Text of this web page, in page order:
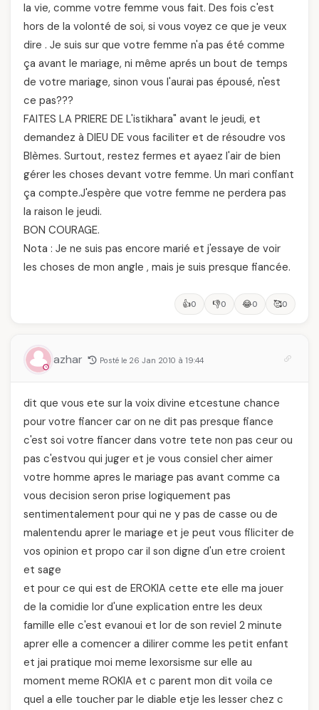
la vie, comme votre femme vous fait. Des fois c'est
hors de la volonté de soi, si vous voyez ce que je veux
dire . Je suis sur que votre femme n'a pas été comme
ça avant le mariage, ni même aprés un bout de temps
de votre mariage, sinon vous l'aurai pas épousé, n'est
ce pas???
FAITES LA PRIERE DE L'istikhara" avant le jeudi, et
demandez à DIEU DE vous faciliter et de résoudre vos
Blèmes. Surtout, restez fermes et ayaez l'air de bien
gérer les choses devant votre femme. Un mari confiant
ça compte.J'espère que votre femme ne perdera pas
la raison le jeudi.
BON COURAGE.
Nota : Je ne suis pas encore marié et j'essaye de voir
les choses de mon angle , mais je suis presque fiancée.
👍0 👎0 😂0 🥰0
azhar Posté le 26 Jan 2010 à 19:44
dit que vous ete sur la voix divine etcestune chance
pour votre fiancer car on ne dit pas presque fiance
c'est soi votre fiancer dans votre tete non pas ceur ou
pas c'estvou qui juger et je vous consiel cher aimer
votre homme apres le mariage pas avant comme ca
vous decision seron prise logiquement pas
sentimentalement pour qui ne y pas de casse ou de
malentendu aprer le mariage et je peut vous filiciter de
vos opinion et propo car il son digne d'un etre croient
et sage
et pour ce qui est de EROKIA cette ete elle ma jouer
de la comidie lor d'une explication entre les deux
famille elle c'est evanoui et lor de son reviel 2 minute
aprer elle a comencer a dilirer comme les petit enfant
et jai pratique moi meme lexorsisme sur elle au
moment meme ROKIA et c parent mon dit voila ce
quel a elle toucher par le diable etje les lesser chez c